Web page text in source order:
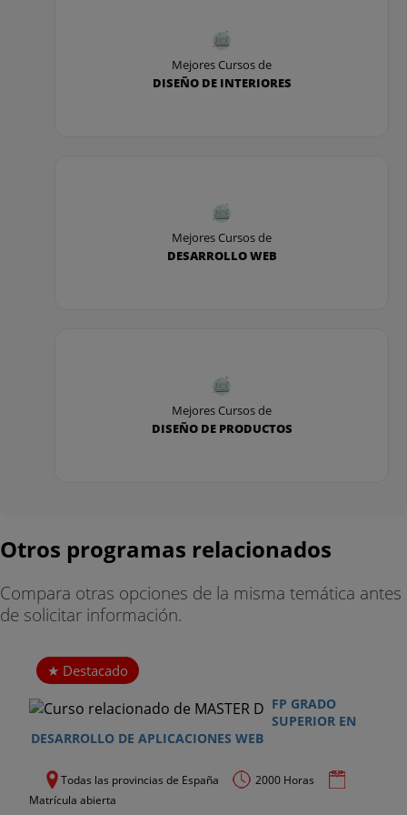
Mejores Cursos de
DISEÑO DE INTERIORES
Mejores Cursos de
DESARROLLO WEB
Mejores Cursos de
DISEÑO DE PRODUCTOS
Otros programas relacionados
Compara otras opciones de la misma temática antes
de solicitar información.
Destacado
FP GRADO
SUPERIOR EN
DESARROLLO DE APLICACIONES WEB
Todas las provincias de España
2000 Horas
Matrícula abierta